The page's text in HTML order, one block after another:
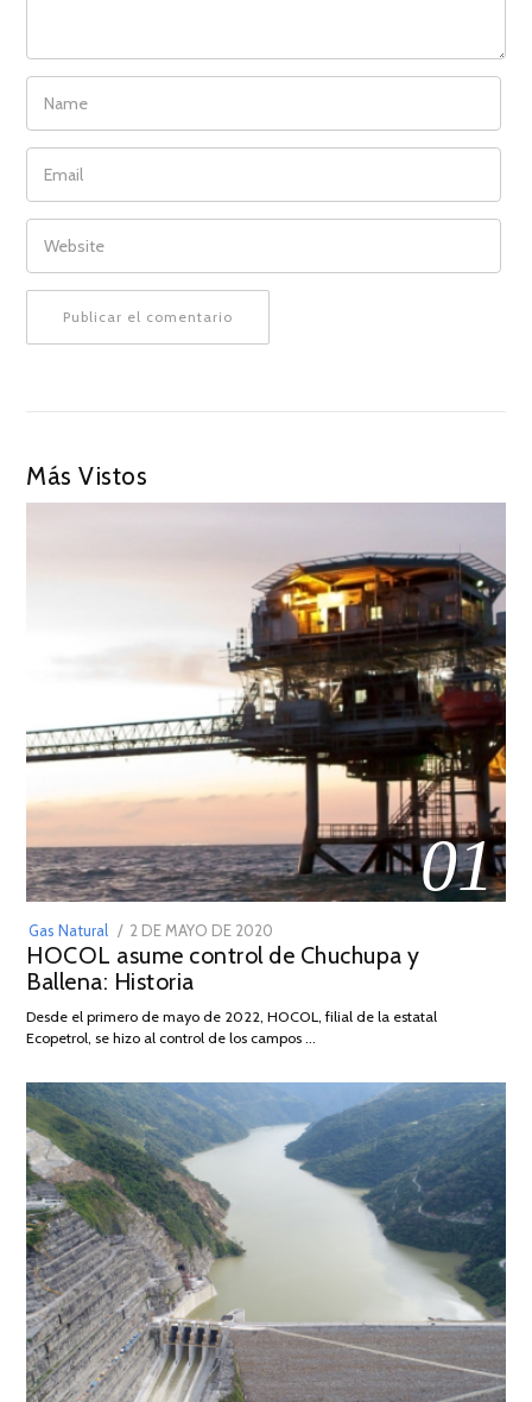
NAME
EMAIL
WEBSITE
Más Vistos
01
Gas Natural
POSTED
ON
2 DE MAYO DE 2020
DE
2026
HOCOL asume control de Chuchupa y
Ballena: Historia
Desde el primero de mayo de 2022, HOCOL, filial de la estatal
Ecopetrol, se hizo al control de los campos …